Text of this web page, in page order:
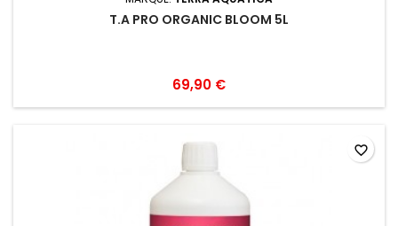
T.A PRO ORGANIC BLOOM 5L
69,90 €
favorite_border